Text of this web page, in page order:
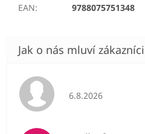
EAN: 9788075751348
Hodnocení
6.8.2026